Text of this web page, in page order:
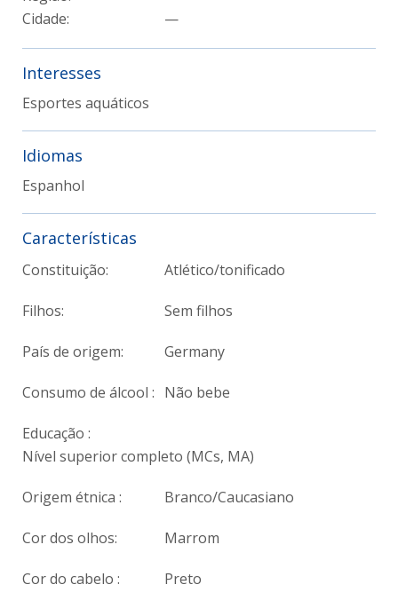
Cidade:
—
Interesses
Esportes aquáticos
Idiomas
Espanhol
Características
Constituição: Atlético/tonificado
Filhos: Sem filhos
País de origem: Germany
Consumo de álcool : Não bebe
Educação :
Nível superior completo (MCs, MA)
Origem étnica : Branco/Caucasiano
Cor dos olhos: Marrom
Cor do cabelo : Preto